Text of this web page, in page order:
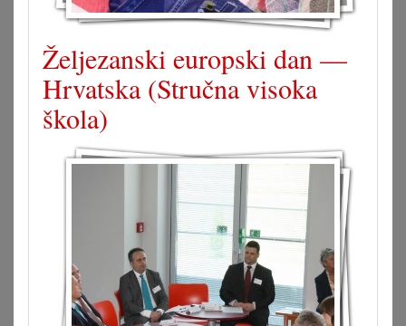
Željezanski europski dan —
Hrvatska (Stručna visoka
škola)